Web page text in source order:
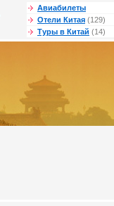
Авиабилеты
Отели Китая (129)
Туры в Китай (14)